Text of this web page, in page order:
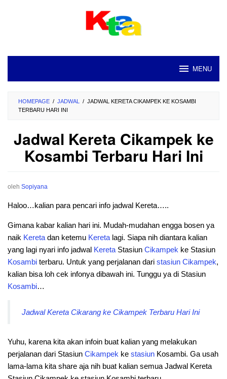
MENU
HOMEPAGE / JADWAL / JADWAL KERETA CIKAMPEK KE KOSAMBI
TERBARU HARI INI
Jadwal Kereta Cikampek ke
Kosambi Terbaru Hari Ini
oleh Sopiyana
Haloo…kalian para pencari info jadwal Kereta…..
Gimana kabar kalian hari ini. Mudah-mudahan engga bosen ya
naik Kereta dan ketemu Kereta lagi. Siapa nih diantara kalian
yang lagi nyari info jadwal Kereta Stasiun Cikampek ke Stasiun
Kosambi terbaru. Untuk yang perjalanan dari stasiun Cikampek,
kalian bisa loh cek infonya dibawah ini. Tunggu ya di Stasiun
Kosambi…
Jadwal Kereta Cikarang ke Cikampek Terbaru Hari Ini
Yuhu, karena kita akan infoin buat kalian yang melakukan
perjalanan dari Stasiun Cikampek ke stasiun Kosambi. Ga usah
lama-lama kita share aja nih buat kalian semua Jadwal Kereta